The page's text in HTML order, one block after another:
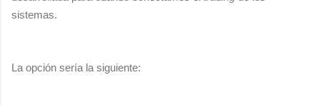
sistemas.
La opción sería la siguiente: